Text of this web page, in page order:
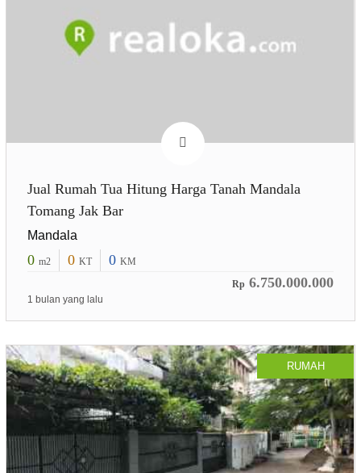
Jual Rumah Tua Hitung Harga Tanah Mandala
Tomang Jak Bar
Mandala
0 m2 0 KT 0 KM
Rp 6.750.000.000
1 bulan yang lalu
RUMAH